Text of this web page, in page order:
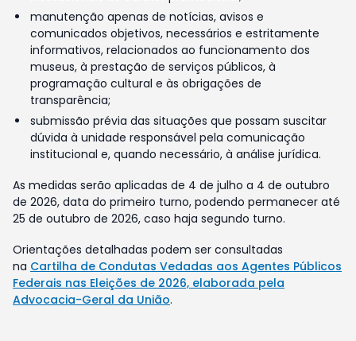
manutenção apenas de notícias, avisos e
comunicados objetivos, necessários e estritamente
informativos, relacionados ao funcionamento dos
museus, à prestação de serviços públicos, à
programação cultural e às obrigações de
transparência;
submissão prévia das situações que possam suscitar
dúvida à unidade responsável pela comunicação
institucional e, quando necessário, à análise jurídica.
As medidas serão aplicadas de 4 de julho a 4 de outubro
de 2026, data do primeiro turno, podendo permanecer até
25 de outubro de 2026, caso haja segundo turno.
Orientações detalhadas podem ser consultadas
na Cartilha de Condutas Vedadas aos Agentes Públicos
Federais nas Eleições de 2026, elaborada pela
Advocacia-Geral da União.